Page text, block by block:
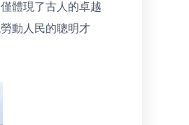
體現了古人的卓越
動人民的聰明才